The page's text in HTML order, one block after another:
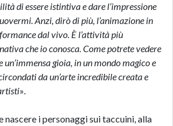
di essere istintiva e dare l’impressione
Anzi, dirò di più, l’animazione in
dal vivo. È l’attività più
che io conosca. Come potrete vedere
gioia, in un mondo magico e
da un’arte incredibile creata e
».
nascere i personaggi sui taccuini, alla